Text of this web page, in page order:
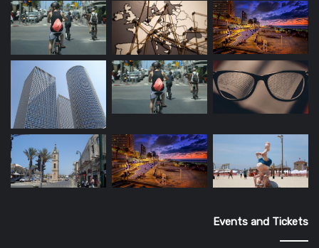
Events and Tickets